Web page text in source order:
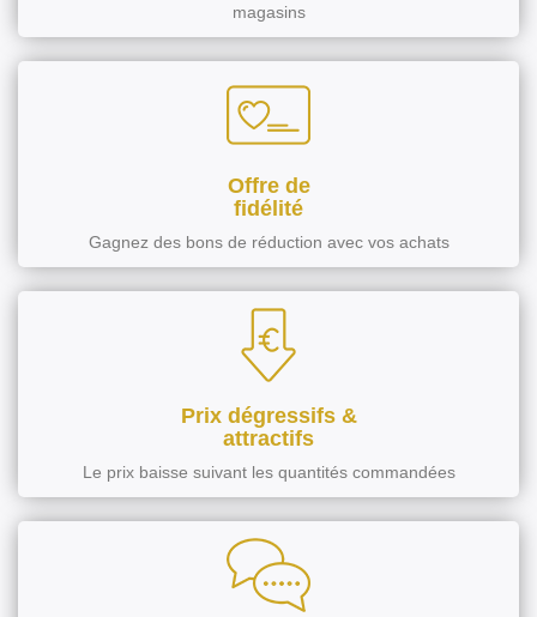
magasins
Offre de
fidélité
Gagnez des bons de réduction avec vos achats
Prix dégressifs &
attractifs
Le prix baisse suivant les quantités commandées